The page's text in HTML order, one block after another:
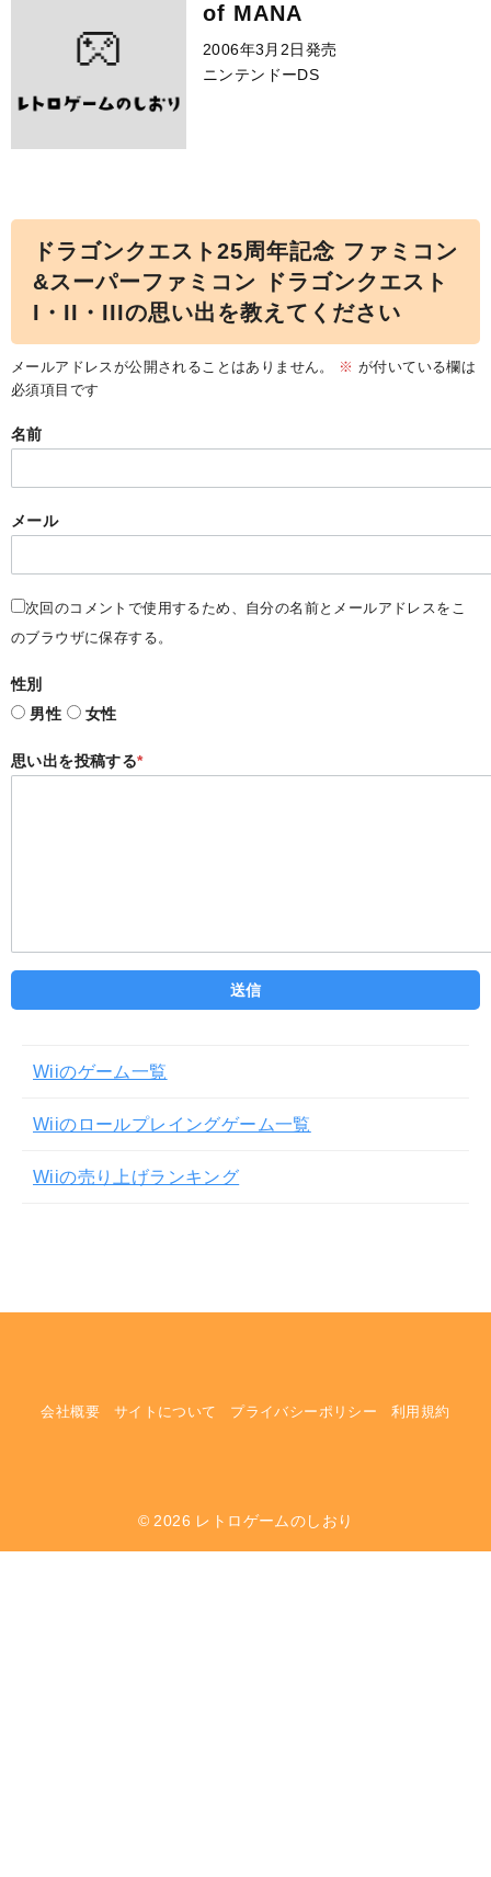
of MANA
2006年3月2日発売
ニンテンドーDS
ドラゴンクエスト25周年記念 ファミコン
&スーパーファミコン ドラゴンクエスト
I・II・IIIの思い出を教えてください
メールアドレスが公開されることはありません。 ※ が付いている欄は
必須項目です
名前
メール
次回のコメントで使用するため、自分の名前とメールアドレスをこ
のブラウザに保存する。
性別
男性
女性
思い出を投稿する*
Wiiのゲーム一覧
Wiiのロールプレイングゲーム一覧
Wiiの売り上げランキング
会社概要 サイトについて プライバシーポリシー 利用規約
© 2026 レトロゲームのしおり